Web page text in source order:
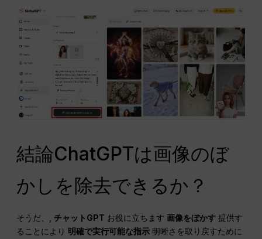
結論ChatGPTは画像のぼ
かしを除去できるか？
そうだ、, チャットGPT お役に立ちます画像をぼかす 提供す
ることにより 明確で実行可能な指示 明晰さを取り戻すために